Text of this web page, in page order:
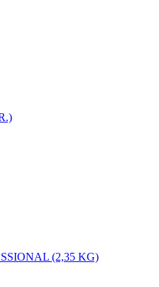
(2,35 KG)